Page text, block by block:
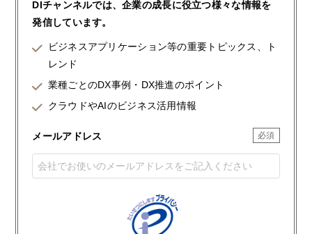
DIチャンネルでは、企業の成長に役立つ様々な情報を
発信しています。
ビジネスアプリケーション等の重要トピックス、ト
レンド
業種ごとのDX事例・DX推進のポイント
クラウドやAIのビジネス活用情報
メールアドレス